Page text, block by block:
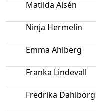
Matilda Alsén
Ninja Hermelin
Emma Ahlberg
Franka Lindevall
Fredrika Dahlborg